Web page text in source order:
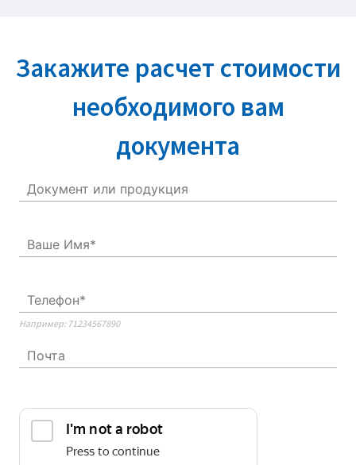
Закажите расчет стоимости
необходимого вам
документа
Например: 71234567890